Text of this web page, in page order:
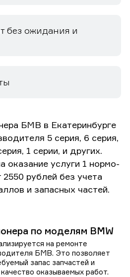
без ожидания и
БМВ в Екатеринбурге
5 серия, 6 серия,
1 серии, и других.
оказание услуги 1 нормо-
рублей без учета
и запасных частей.
по моделям BMW
на ремонте
БМВ. Это позволяет
запас запчастей и
оказываемых работ.